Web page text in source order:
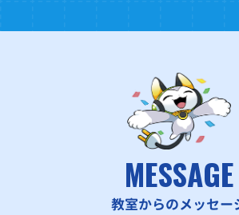
MESSAGE
教室からのメッセー